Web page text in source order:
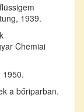
1939.
Chemiai
1950.
a bőriparban.